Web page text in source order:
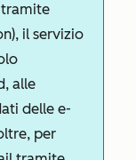
tramite
il servizio
alle
delle e-
per